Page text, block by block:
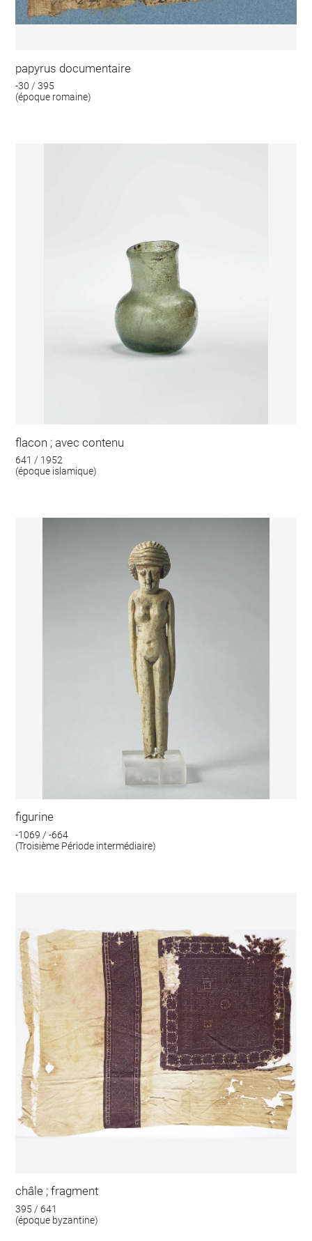
papyrus documentaire
-30 / 395
(époque romaine)
flacon ; avec contenu
641 / 1952
(époque islamique)
figurine
-1069 / -664
(Troisième Période intermédiaire)
châle ; fragment
395 / 641
(époque byzantine)